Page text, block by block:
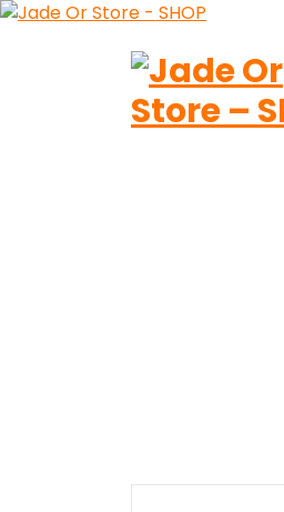
Aller